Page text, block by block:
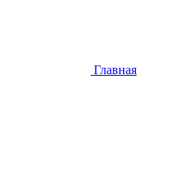
Главная